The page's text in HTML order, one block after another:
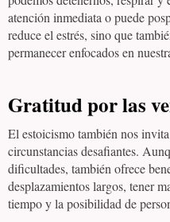
atención inmediata o puede
reduce el estrés, sino que
permanecer enfocados en
Gratitud por las
El estoicismo también nos
circunstancias desafiantes.
dificultades, también ofrece
desplazamientos largos, tener
tiempo y la posibilidad de